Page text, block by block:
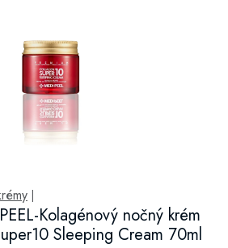
|
Kolagénový nočný krém
Sleeping Cream 70ml